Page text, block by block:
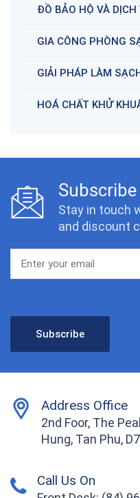
ĐỒ BẢO HỘ VÀ
GIA CÔNG PHÒNG
GIẢI PHÁP LÀM
HOÁ CHẤT KHỬ
Stay in touch
and discount
Address Office
2nd Foor, The
Hung, Tan Phu,
Call Us On